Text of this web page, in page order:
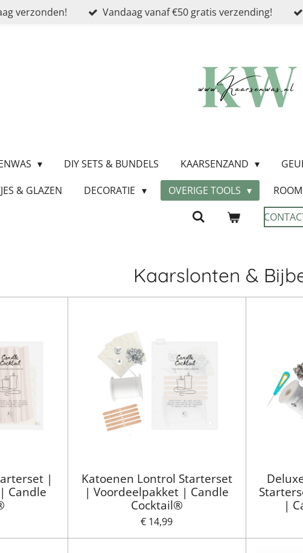
verzonden! Vandaag vanaf €50 gratis verzending!
DIY SETS & BUNDELS KAARSENZAND
& GLAZEN DECORATIE OVERIGE TOOLS
Kaarslonten &
|
Candle
Katoenen Lontrol Starterset
| Voordeelpakket | Candle
Cocktail®
€ 14,99
|